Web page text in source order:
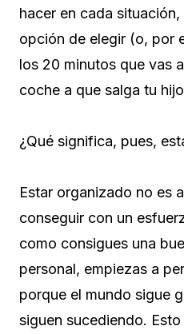
hacer en cada
opción de elegir (o, por
los 20 minutos que vas
coche a que salga tu
¿Qué significa, pues,
Estar organizado no es
conseguir con un
como consigues una
personal, empiezas a
porque el mundo sigue
siguen sucediendo.